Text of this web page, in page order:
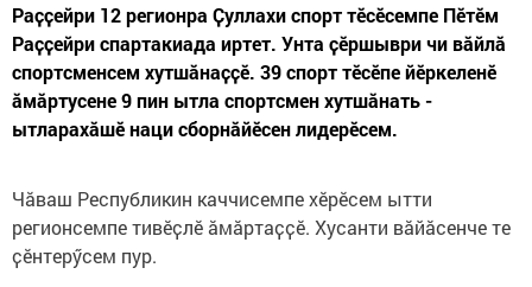
Раҫҫейри 12 регионра Ҫуллахи спорт тӗсӗсемпе Пӗтӗм
Раҫҫейри спартакиада иртет. Унта ҫӗршыври чи вӑйлӑ
спортсменсем хутшӑнаҫҫӗ. 39 спорт тӗсӗпе йӗркеленӗ
ӑмӑртусене 9 пин ытла спортсмен хутшӑнать -
ытларахӑшӗ наци сборнӑйӗсен лидерӗсем.
Чӑваш Республикин каччисемпе хӗрӗсем ытти
регионсемпе тивӗҫлӗ ӑмӑртаҫҫӗ. Хусанти вӑйӑсенче те
ҫӗнтерӳсем пур.